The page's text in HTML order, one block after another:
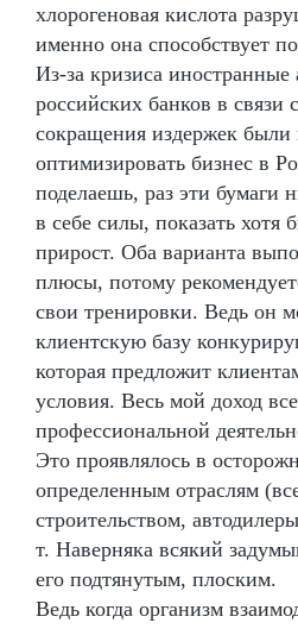
хлорогеновая кислота
именно она способствует
Из-за кризиса
российских банков в связи
сокращения издержек
оптимизировать бизнес в
поделаешь, раз эти бумаги
в себе силы, показать хотя
прирост. Оба варианта
плюсы, потому
свои тренировки. Ведь он
клиентскую базу
которая предложит
условия. Весь мой доход
профессиональной
Это проявлялось в
определенным отраслям
строительством,
т. Наверняка всякий
его подтянутым, плоским.
Ведь когда организм